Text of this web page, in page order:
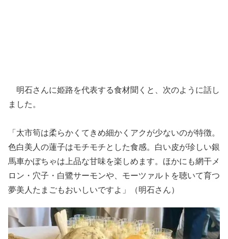
明石さんに姫路を代表する食材聞くと、次のように話し
ました。
「太市筍は柔らかくてきめ細かくアクが少ないのが特徴。
色白美人の蓮子はモチモチとした食感。白い皮が珍しい銀
馬車かぼちゃは上品な甘味を楽しめます。ほかにも網干メ
ロン・穴子・白鷺サーモンや、モーツァルトを聴いて育つ
夢美人たまごもおいしいですよ」（明石さん）